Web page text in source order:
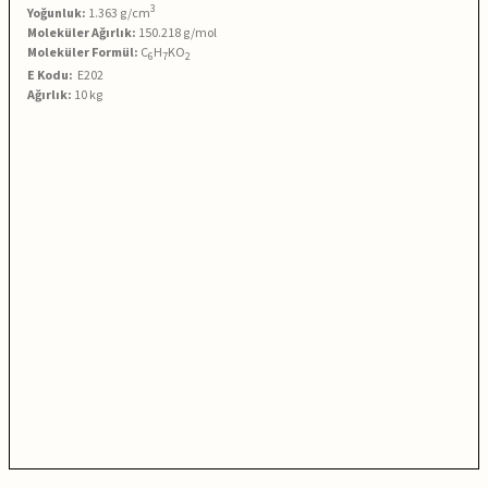
Yoğunluk: 1.363 g/cm3
Moleküler Ağırlık: 150.218 g/mol
Moleküler Formül: C6H7KO2
E Kodu: E202
Ağırlık: 10 kg